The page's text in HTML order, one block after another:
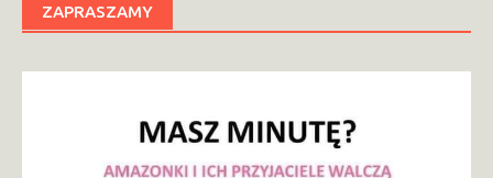
ZAPRASZAMY